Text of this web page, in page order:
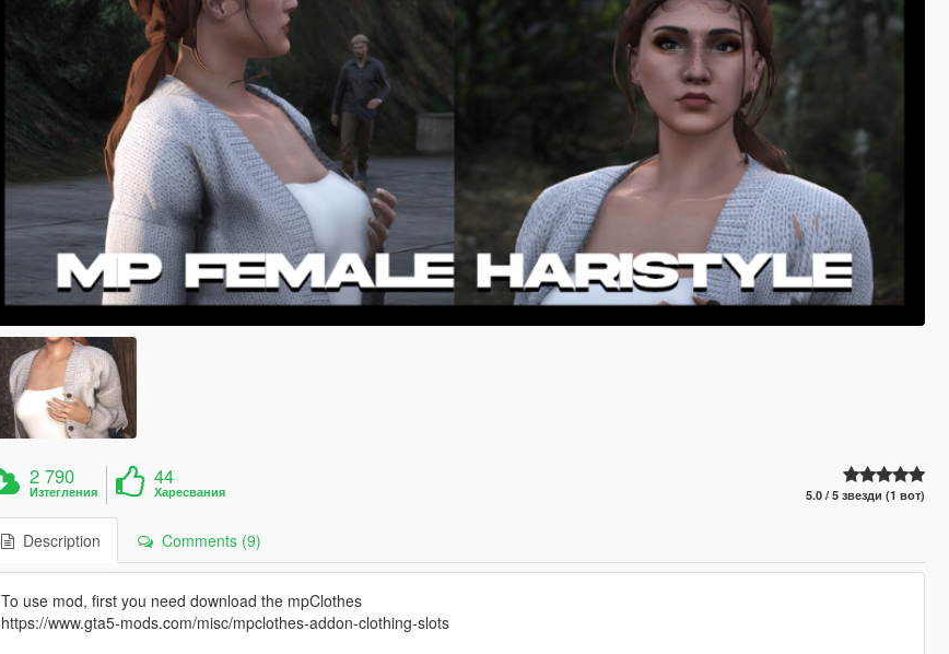
2 790
Изтегления
44
Харесвания 5.0 / 5 звезди (1 вот)
Description Comments (9)
To use mod, first you need download the mpClothes
https://www.gta5-mods.com/misc/mpclothes-addon-clothing-slots